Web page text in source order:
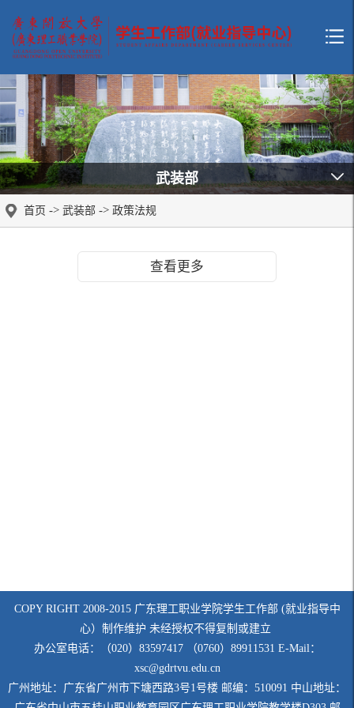
武装部
首页 -> 武装部 -> 政策法规
查看更多
COPY RIGHT 2008-2015 广东理工职业学院学生工作部 (就业指导中
心）制作维护 未经授权不得复制或建立
办公室电话：（020）83597417 （0760）89911531 E-Mail：
xsc@gdrtvu.edu.cn
广州地址：广东省广州市下塘西路3号1号楼 邮编：510091 中山地址：